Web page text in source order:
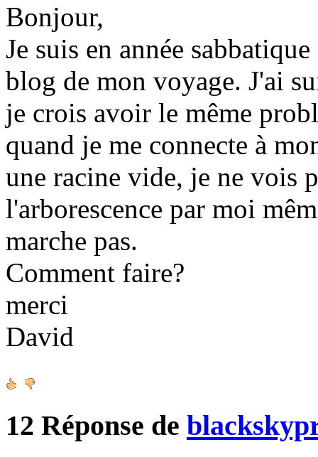
Bonjour,
Je suis en année
blog de mon voyage. J'ai
je crois avoir le même
quand je me connecte à
une racine vide, je ne vois
l'arborescence par moi
marche pas.
Comment faire?
merci
David
12 Réponse de